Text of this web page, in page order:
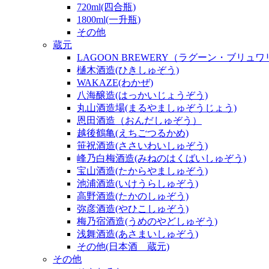
720ml(四合瓶)
1800ml(一升瓶)
その他
蔵元
LAGOON BREWERY（ラグーン・ブリュワ
樋木酒造(ひきしゅぞう)
WAKAZE(わかぜ)
八海醸造(はっかいじょうぞう)
丸山酒造場(まるやましゅぞうじょう)
恩田酒造（おんだしゅぞう）
越後鶴亀(えちごつるかめ)
笹祝酒造(ささいわいしゅぞう)
峰乃白梅酒造(みねのはくばいしゅぞう)
宝山酒造(たからやましゅぞう)
池浦酒造(いけうらしゅぞう)
高野酒造(たかのしゅぞう)
弥彦酒造(やひこしゅぞう)
梅乃宿酒造(うめのやどしゅぞう)
浅舞酒造(あさまいしゅぞう)
その他(日本酒 蔵元)
その他